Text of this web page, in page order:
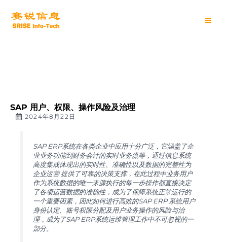
SAP 用户、权限、操作风险及治理
2024年8月22日
SAP ERP系统在各类企业中应用十分广泛，它涵盖了企
业业务功能到财务会计的实时业务流等，通过信息系统
高度集成体现出的实时性、准确性以及数据的完整性为
企业运营 提供了可靠的决策支撑，在此过程中业务用户
作为系统数据的唯一来源执行的每一步操作都直接决定
了各项运营数据的准确性，成为了保障系统正常运行的
一个重要因素，因此如何进行高效的SAP ERP 系统用户
身份认定、账号权限分配及用户业务操作的风险与治
理，成为了SAP ERP系统运维管理工作中不可忽视的一
部分。